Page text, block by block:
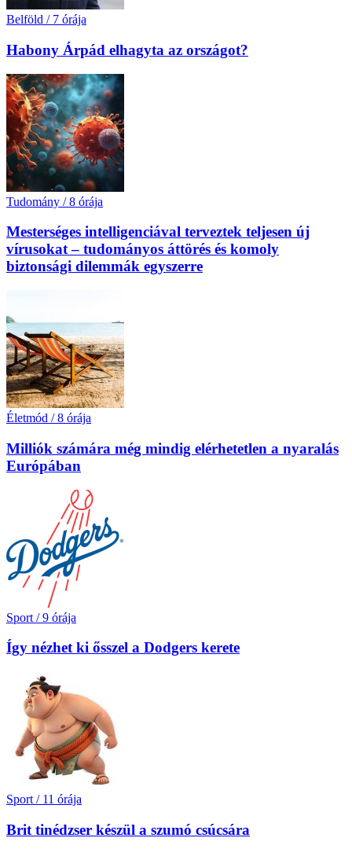
Belföld / 7 órája
Habony Árpád elhagyta az országot?
Tudomány / 8 órája
Mesterséges intelligenciával terveztek teljesen új
vírusokat – tudományos áttörés és komoly
biztonsági dilemmák egyszerre
Életmód / 8 órája
Milliók számára még mindig elérhetetlen a nyaralás
Európában
Sport / 9 órája
Így nézhet ki ősszel a Dodgers kerete
Sport / 11 órája
Brit tinédzser készül a szumó csúcsára